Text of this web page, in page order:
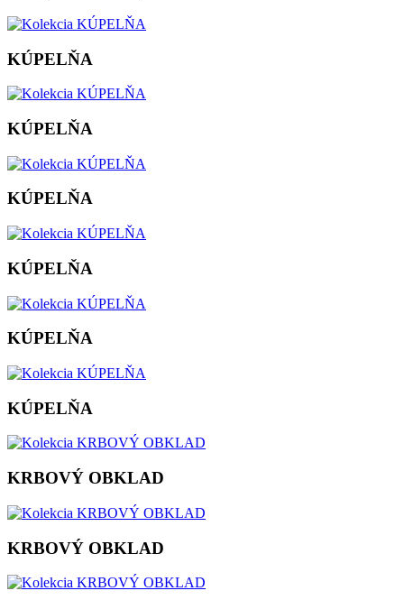
KÚPELŇA
KÚPELŇA
KÚPELŇA
KÚPELŇA
KÚPELŇA
KÚPELŇA
KRBOVÝ OBKLAD
KRBOVÝ OBKLAD